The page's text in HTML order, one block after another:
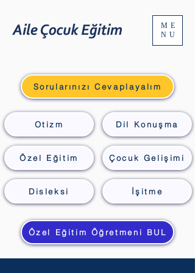
ME
NU
Özel Eğitim Öğretmeni BUL
Sorularınızı Cevaplayalım
Dil Konuşma
Özel Eğitim
Disleksi İşitme
Çocuk Gelişimi
Otizm